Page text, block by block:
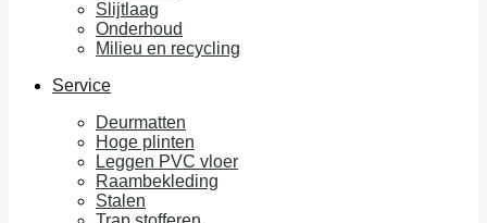
Slijtlaag
Onderhoud
Milieu en recycling
Service
Deurmatten
Hoge plinten
Leggen PVC vloer
Raambekleding
Stalen